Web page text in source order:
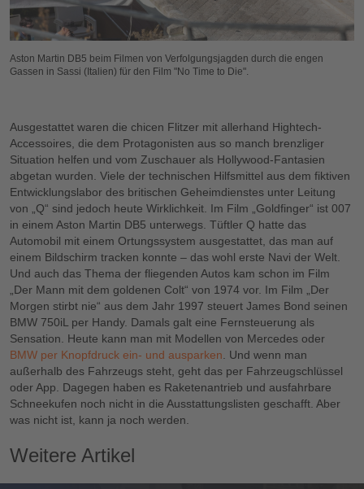
Aston Martin DB5 beim Filmen von Verfolgungsjagden durch die engen
Gassen in Sassi (Italien) für den Film "No Time to Die".
Ausgestattet waren die chicen Flitzer mit allerhand Hightech-
Accessoires, die dem Protagonisten aus so manch brenzliger
Situation helfen und vom Zuschauer als Hollywood-Fantasien
abgetan wurden. Viele der technischen Hilfsmittel aus dem fiktiven
Entwicklungslabor des britischen Geheimdienstes unter Leitung
von „Q“ sind jedoch heute Wirklichkeit. Im Film „Goldfinger“ ist 007
in einem Aston Martin DB5 unterwegs. Tüftler Q hatte das
Automobil mit einem Ortungssystem ausgestattet, das man auf
einem Bildschirm tracken konnte – das wohl erste Navi der Welt.
Und auch das Thema der fliegenden Autos kam schon im Film
„Der Mann mit dem goldenen Colt“ von 1974 vor. Im Film „Der
Morgen stirbt nie“ aus dem Jahr 1997 steuert James Bond seinen
BMW 750iL per Handy. Damals galt eine Fernsteuerung als
Sensation. Heute kann man mit Modellen von Mercedes oder
BMW per Knopfdruck ein- und ausparken. Und wenn man
außerhalb des Fahrzeugs steht, geht das per Fahrzeugschlüssel
oder App. Dagegen haben es Raketenantrieb und ausfahrbare
Schneekufen noch nicht in die Ausstattungslisten geschafft. Aber
was nicht ist, kann ja noch werden.
Weitere Artikel